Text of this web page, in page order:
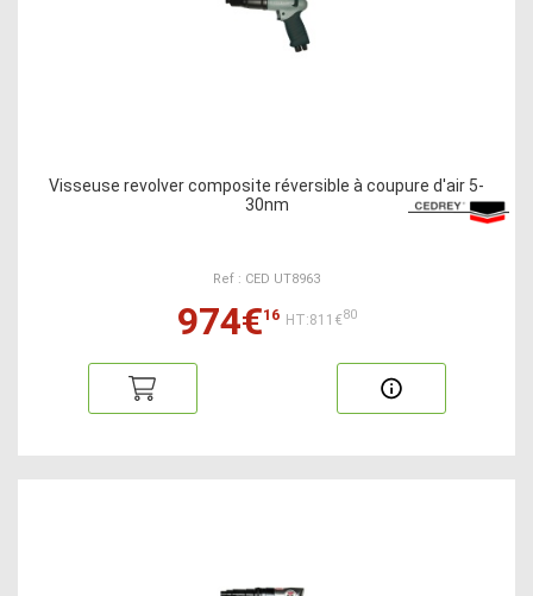
Visseuse revolver composite réversible à coupure d'air 5-
30nm
Ref : CED UT8963
974€16 HT:811€80